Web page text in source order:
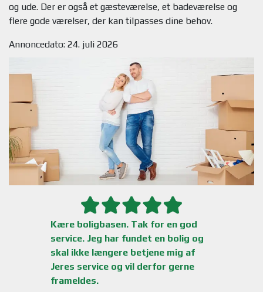
og ude. Der er også et gæsteværelse, et badeværelse og
Annoncedato: 24. juli 2026
Kære boligbasen. Tak for en god
service. Jeg har fundet en bolig og
skal ikke længere betjene mig af
Jeres service og vil derfor gerne
frameldes.